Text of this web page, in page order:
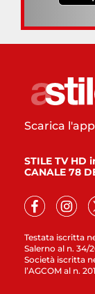
Testata iscritta
Salerno al n. 34/
Società iscritta
l’AGCOM al n.
Scarica
STILE TV HD
CANALE 78